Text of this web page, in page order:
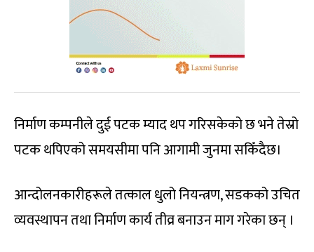
निर्माण कम्पनीले दुई पटक म्याद थप गरिसकेको छ भने तेस्रो
पटक थपिएको समयसीमा पनि आगामी जुनमा सकिँदैछ।
आन्दोलनकारीहरूले तत्काल धुलो नियन्त्रण, सडकको उचित
व्यवस्थापन तथा निर्माण कार्य तीव्र बनाउन माग गरेका छन् ।